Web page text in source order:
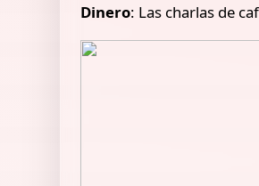
Dinero: Las charlas de